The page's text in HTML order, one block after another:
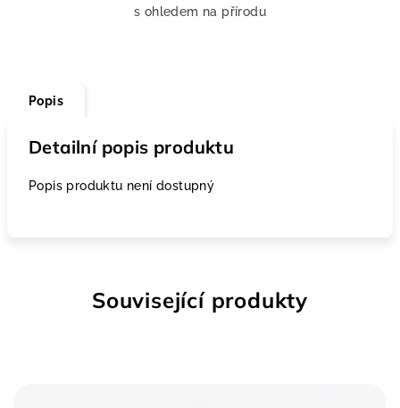
s ohledem na přírodu
Popis
Detailní popis produktu
Popis produktu není dostupný
Související produkty